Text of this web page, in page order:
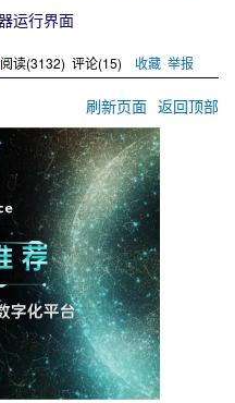
运行界面
阅读(3132) 评论(15) 收藏 举报
刷新页面 返回顶部